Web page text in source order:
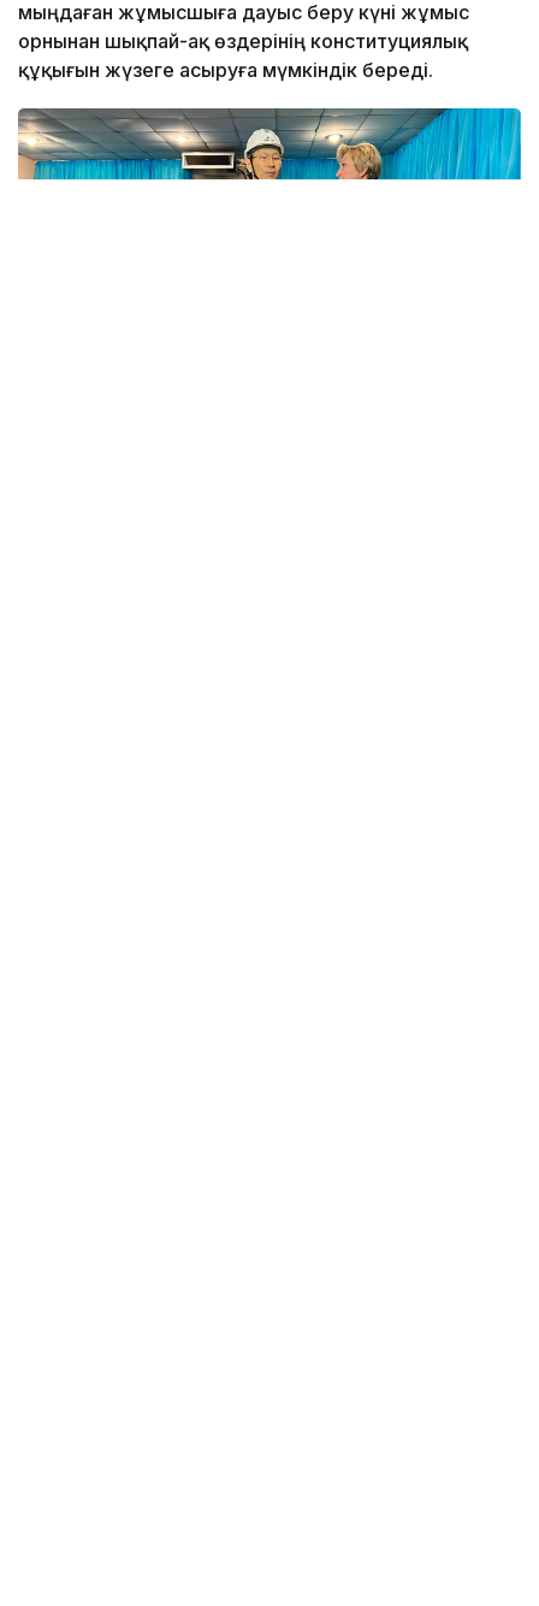
мыңдаған жұмысшыға дауыс беру күні жұмыс
орнынан шықпай-ақ өздерінің конституциялық
құқығын жүзеге асыруға мүмкіндік береді.